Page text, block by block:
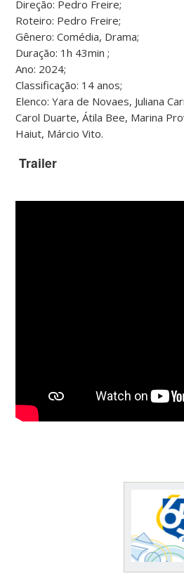
Direção: Pedro Freire;
Roteiro: Pedro Freire;
Gênero: Comédia, Drama;
Duração: 1h 43min ;
Ano: 2024;
Classificação: 14 anos;
Elenco: Yara de Novaes, Juliana
Carol Duarte, Átila Bee, Marina
Haiut, Márcio Vito.
Trailer